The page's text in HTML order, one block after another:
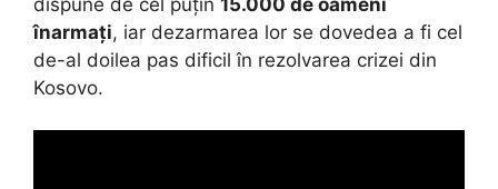
înarmați, iar dezarmarea lor se dovedea a fi cel
de-al doilea pas dificil în rezolvarea crizei din
Kosovo.